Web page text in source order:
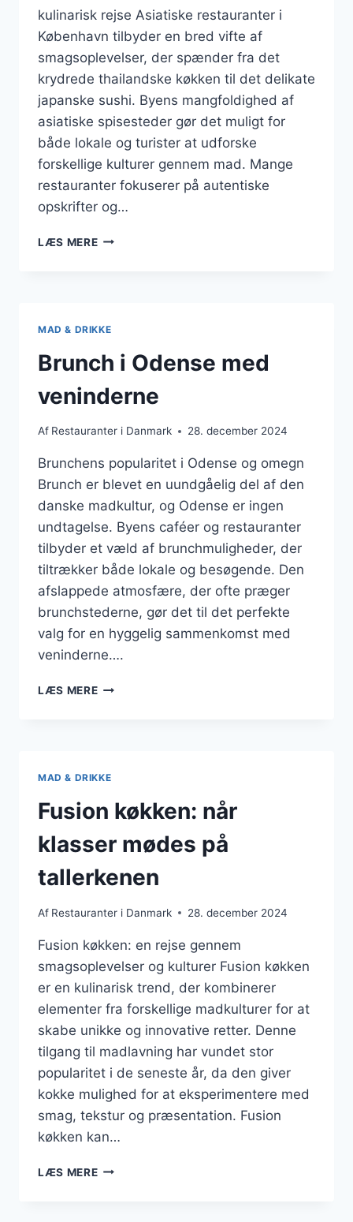
kulinarisk rejse Asiatiske restauranter i
København tilbyder en bred vifte af
smagsoplevelser, der spænder fra det
krydrede thailandske køkken til det delikate
japanske sushi. Byens mangfoldighed af
asiatiske spisesteder gør det muligt for
både lokale og turister at udforske
forskellige kulturer gennem mad. Mange
restauranter fokuserer på autentiske
opskrifter og…
LÆS MEREASIATISKE
MAD & DRIKKE
Brunch i Odense med
veninderne
Af Restauranter i Danmark 28. december 2024
Brunchens popularitet i Odense og omegn
Brunch er blevet en uundgåelig del af den
danske madkultur, og Odense er ingen
undtagelse. Byens caféer og restauranter
tilbyder et væld af brunchmuligheder, der
tiltrækker både lokale og besøgende. Den
afslappede atmosfære, der ofte præger
brunchstederne, gør det til det perfekte
valg for en hyggelig sammenkomst med
veninderne….
LÆS MEREBRUNCH
MAD & DRIKKE
Fusion køkken: når
klasser mødes på
tallerkenen
Af Restauranter i Danmark 28. december 2024
Fusion køkken: en rejse gennem
smagsoplevelser og kulturer Fusion køkken
er en kulinarisk trend, der kombinerer
elementer fra forskellige madkulturer for at
skabe unikke og innovative retter. Denne
tilgang til madlavning har vundet stor
popularitet i de seneste år, da den giver
kokke mulighed for at eksperimentere med
smag, tekstur og præsentation. Fusion
køkken kan…
LÆS MEREFUSION